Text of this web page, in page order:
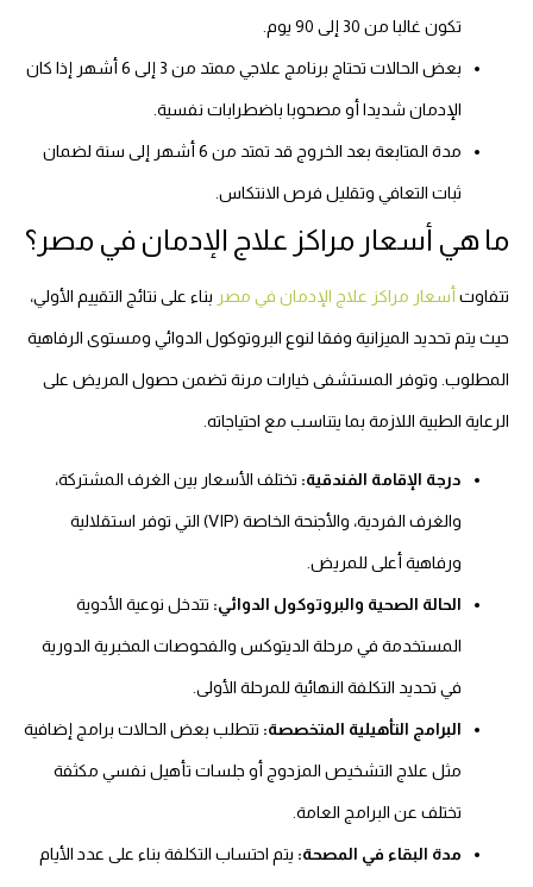
تكون غالبا من 30 إلى 90 يوم.
بعض الحالات تحتاج برنامج علاجي ممتد من 3 إلى 6 أشهر إذا كان
الإدمان شديدا أو مصحوبا باضطرابات نفسية.
مدة المتابعة بعد الخروج قد تمتد من 6 أشهر إلى سنة لضمان
ثبات التعافي وتقليل فرص الانتكاس.
ما هي أسعار مراكز علاج الإدمان في مصر؟
تتفاوت أسعار مراكز علاج الإدمان في مصر بناء على نتائج التقييم الأولي،
حيث يتم تحديد الميزانية وفقا لنوع البروتوكول الدوائي ومستوى الرفاهية
المطلوب. وتوفر المستشفى خيارات مرنة تضمن حصول المريض على
الرعاية الطبية اللازمة بما يتناسب مع احتياجاته.
درجة الإقامة الفندقية: تختلف الأسعار بين الغرف المشتركة،
والغرف الفردية، والأجنحة الخاصة (VIP) التي توفر استقلالية
ورفاهية أعلى للمريض.
الحالة الصحية والبروتوكول الدوائي: تتدخل نوعية الأدوية
المستخدمة في مرحلة الديتوكس والفحوصات المخبرية الدورية
في تحديد التكلفة النهائية للمرحلة الأولى.
البرامج التأهيلية المتخصصة: تتطلب بعض الحالات برامج إضافية
مثل علاج التشخيص المزدوج أو جلسات تأهيل نفسي مكثفة
تختلف عن البرامج العامة.
مدة البقاء في المصحة: يتم احتساب التكلفة بناء على عدد الأيام